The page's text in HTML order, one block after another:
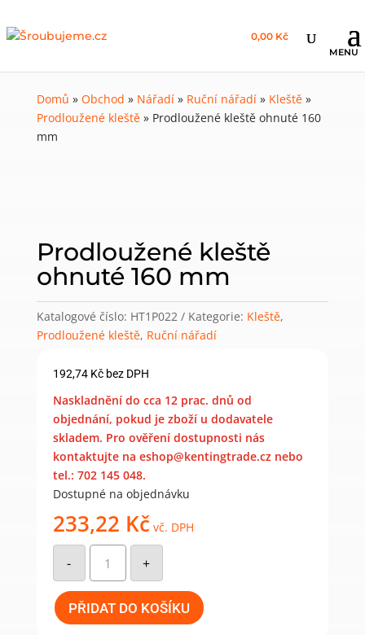
0,00 Kč
Domů » Obchod » Nářadí» Ruční nářadí» Kleště»
Prodloužené kleště» Prodloužené kleště ohnuté 160
mm
Prodloužené kleště
ohnuté 160 mm
Katalogové číslo: HT1P022 Kategorie: Kleště,
Prodloužené kleště, Ruční nářadí
192,74 Kč bez DPH
Naskladnění do cca 12 prac. dnů od
objednání, pokud je zboží u dodavatele
skladem. Pro ověření dostupnosti nás
kontaktujte na eshop@kentingtrade.cz nebo
tel.: 702 145 048.
Dostupné na objednávku
233,22 Kč vč. DPH
-
Prodloužené
kleště
ohnuté
160
mm
množství
+
PŘIDAT DO KOŠÍKU